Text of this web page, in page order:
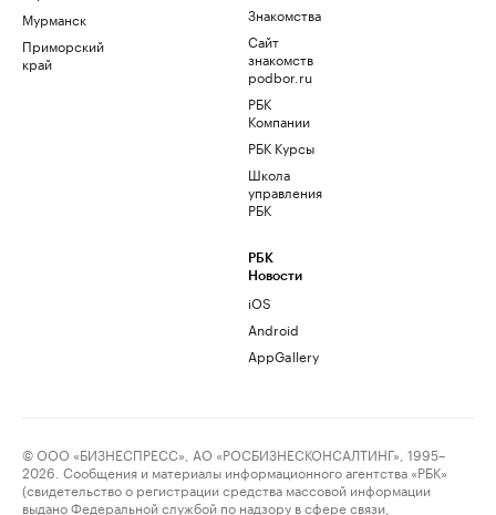
Мурманск
Приморский
край
Знакомства
Сайт
знакомств
podbor.ru
РБК
Компании
РБК Курсы
Школа
управления
РБК
РБК
Новости
iOS
Android
AppGallery
© ООО «БИЗНЕСПРЕСС», АО «РОСБИЗНЕСКОНСАЛТИНГ», 1995–
2026. Сообщения и материалы информационного агентства «РБК»
(свидетельство о регистрации средства массовой информации
выдано Федеральной службой по надзору в сфере связи,